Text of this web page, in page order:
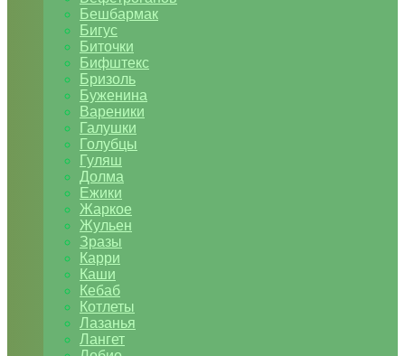
Бешбармак
Бигус
Биточки
Бифштекс
Бризоль
Буженина
Вареники
Галушки
Голубцы
Гуляш
Долма
Ежики
Жаркое
Жульен
Зразы
Карри
Каши
Кебаб
Котлеты
Лазанья
Лангет